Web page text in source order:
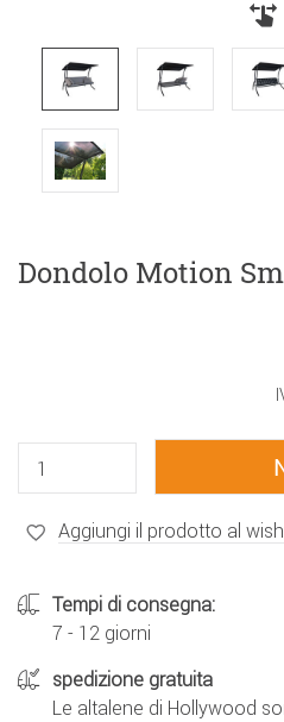
Dondolo Motion
Aggiungi il prodotto al
Tempi di consegna:
7 - 12 giorni
spedizione gratuita
Le altalene di Hollywood